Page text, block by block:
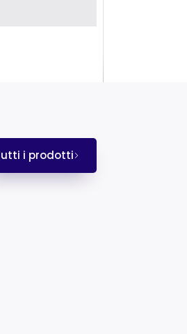
i prodotti